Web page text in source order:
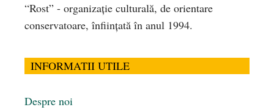
“Rost” - organizaţie culturală, de orientare
conservatoare, înfiinţată în anul 1994.
INFORMATII UTILE
Despre noi